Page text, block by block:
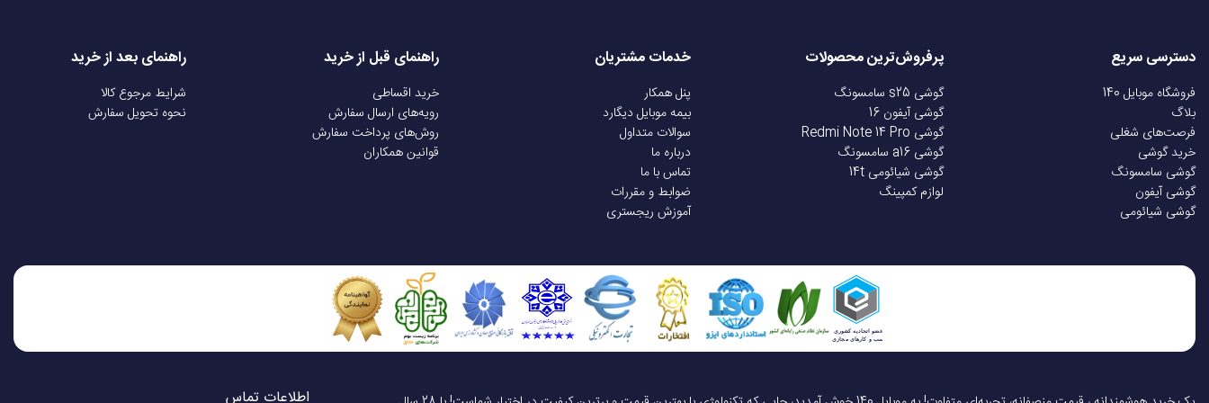
سایر ویژگی‌ها
ایکس باکس وان، ایکس باکس سری ایکس/اس، ویندوز ۱۰ به بالا، گوشی های هوشمند، استفاده از موتور Rumble در تریگر برای ایجاد هپتیک
فیدبک، پشتیبانی از پروتکل X-Input در کامپیوتر، سازگار با Apple Arcade، دارای دکمه Sync، دارای دکمه Share برای اشتراک گذاری، دارای
پورت مخصوص شارژر.
دسترسی سریع
فروشگاه موبایل 140
بلاگ
فرصت‌های شغلی
خرید گوشی
گوشی سامسونگ
گوشی آیفون
گوشی شیائومی
پرفروش‌ترین محصولات
گوشی s25 سامسونگ
گوشی آیفون 16
گوشی Redmi Note 14 Pro
گوشی a16 سامسونگ
گوشی شیائومی 14t
لوازم کمپینگ
خدمات مشتریان
پنل همکار
بیمه موبایل دیگارد
سوالات متداول
درباره ما
تماس با ما
ضوابط و مقررات
آموزش ریجستری
راهنمای قبل از خرید
خرید اقساطی
رویه‌های ارسال سفارش
روش‌های پرداخت سفارش
قوانین همکاران
راهنمای بعد از خرید
شرایط مرجوع کالا
نحوه تحویل سفارش
اطلاعات تماس